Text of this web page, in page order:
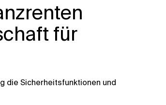
für
die Sicherheitsfunktionen und